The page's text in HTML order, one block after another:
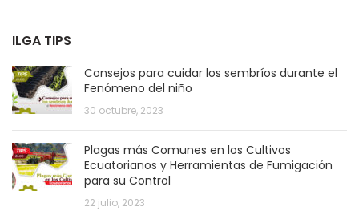
ILGA TIPS
Consejos para cuidar los sembríos durante el
Fenómeno del niño
30 octubre, 2023
Plagas más Comunes en los Cultivos
Ecuatorianos y Herramientas de Fumigación
para su Control
22 julio, 2023